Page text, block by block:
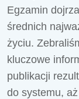
Egzamin
średnich
życiu.
kluczowe
publikacji
do systemu,